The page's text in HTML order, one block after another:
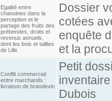
Egalité entre
chanoines dans la
perception et le
partage des fruits des
prébendes, droits et
revenus annuels,
dont les bois et taillies
de Lille
Dossier
cotées
enquête
et la
Conflit commercial
entre marchands :
livraison de brandevin
Petit
Dubois